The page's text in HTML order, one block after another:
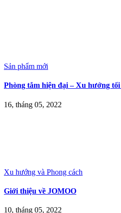
Sản phẩm mới
Phòng tắm hiện đại – Xu hướng tối
16, tháng 05, 2022
Xu hướng và Phong cách
Giới thiệu về JOMOO
10, tháng 05, 2022